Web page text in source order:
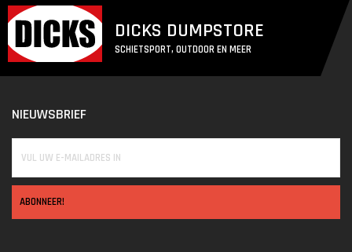
DICKS DUMPSTORE
SCHIETSPORT, OUTDOOR EN MEER
NIEUWSBRIEF
ABONNEER!